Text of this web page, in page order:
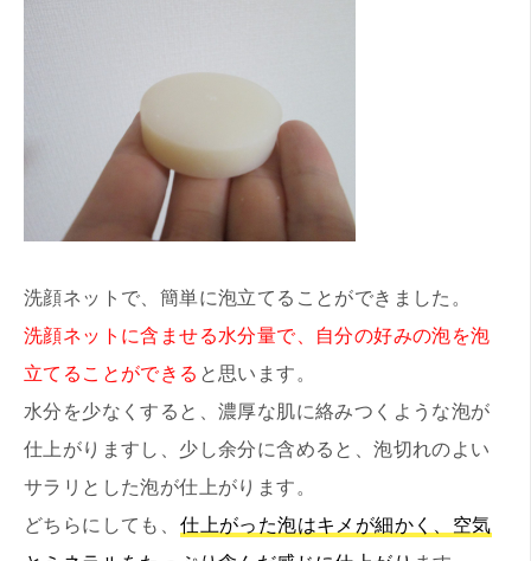
洗顔ネットで、簡単に泡立てることができました。
洗顔ネットに含ませる水分量で、自分の好みの泡を泡
立てることができる と思います。
水分を少なくすると、濃厚な肌に絡みつくような泡が
仕上がりますし、少し余分に含めると、泡切れのよい
サラリとした泡が仕上がります。
どちらにしても、 仕上がった泡はキメが細かく、空気